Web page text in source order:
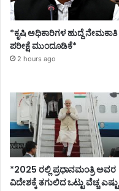
*ಕೃಷಿ ಅಧಿಕಾರಿಗಳ ಹುದ್ದೆ ನೇಮಕಾತಿ
ಪರೀಕ್ಷೆ ಮುಂದೂಡಿಕೆ*
2 hours ago
*2025 ರಲ್ಲಿ ಪ್ರಧಾನಮಂತ್ರಿ ಅವರ
ವಿದೇಶಕ್ಕೆ ತಗುಲಿದ ಒಟ್ಟು ವೆಚ್ಚ ಎಷ್ಟು